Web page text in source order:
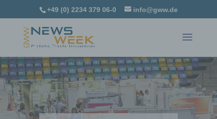
+49 (0) 2234 379 06-0 info@gww.de